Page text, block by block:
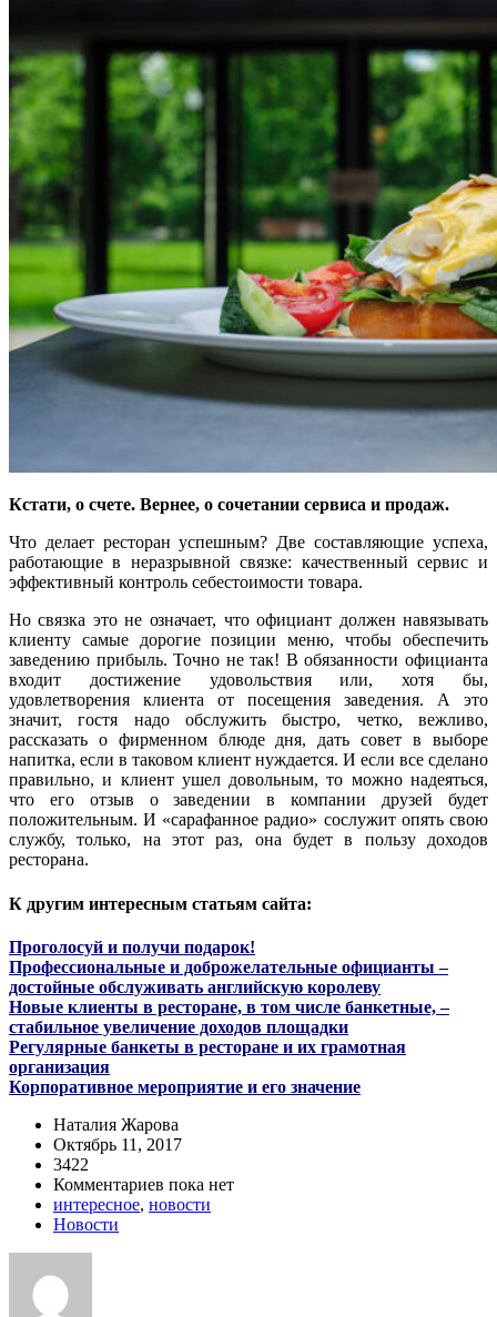
Кстати, о счете. Вернее, о сочетании сервиса и продаж.
Что делает ресторан успешным? Две составляющие успеха,
работающие в неразрывной связке: качественный сервис и
эффективный контроль себестоимости товара.
Но связка это не означает, что официант должен навязывать
клиенту самые дорогие позиции меню, чтобы обеспечить
заведению прибыль. Точно не так! В обязанности официанта
входит достижение удовольствия или, хотя бы,
удовлетворения клиента от посещения заведения. А это
значит, гостя надо обслужить быстро, четко, вежливо,
рассказать о фирменном блюде дня, дать совет в выборе
напитка, если в таковом клиент нуждается. И если все сделано
правильно, и клиент ушел довольным, то можно надеяться,
что его отзыв о заведении в компании друзей будет
положительным. И «сарафанное радио» сослужит опять свою
службу, только, на этот раз, она будет в пользу доходов
ресторана.
К другим интересным статьям сайта:
Проголосуй и получи подарок!
Профессиональные и доброжелательные официанты –
достойные обслуживать английскую королеву
Новые клиенты в ресторане, в том числе банкетные, –
стабильное увеличение доходов площадки
Регулярные банкеты в ресторане и их грамотная
организация
Корпоративное мероприятие и его значение
Наталия Жарова
Октябрь 11, 2017
3422
Комментариев пока нет
интересное, новости
Новости